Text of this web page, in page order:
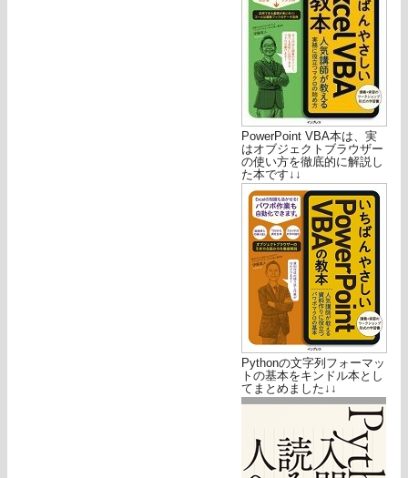
PowerPoint VBA本は、実
はオブジェクトブラウザー
の使い方を徹底的に解説し
た本です↓↓
Pythonの文字列フォーマッ
トの基本をキンドル本とし
てまとめました↓↓